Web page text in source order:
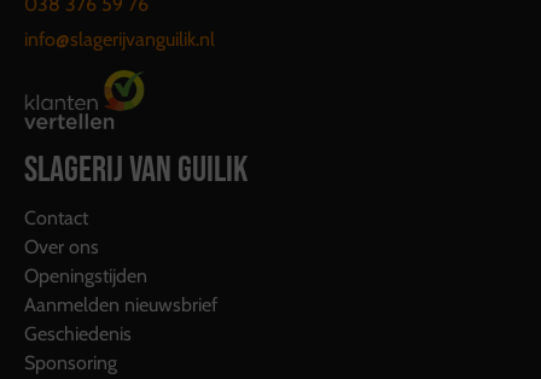
info@slagerijvanguilik.nl
SLAGERIJ VAN GUILIK
Contact
Over ons
Openingstijden
Aanmelden nieuwsbrief
Geschiedenis
Sponsoring